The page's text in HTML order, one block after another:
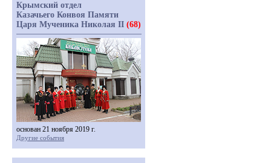
Крымский отдел
Казачьего Конвоя Памяти
Царя Мученика Николая II (68)
основан 21 ноября 2019 г.
Другие события